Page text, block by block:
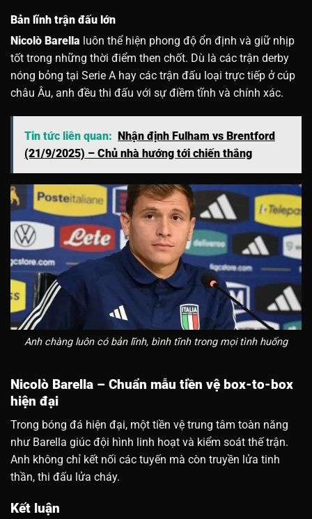
Bản lĩnh trận đấu lớn
Nicolò Barella luôn thể hiện phong độ ổn định và giữ nhịp
tốt trong những thời điểm then chốt. Dù là các trận derby
nóng bỏng tại Serie A hay các trận đấu loại trực tiếp ở cúp
châu Âu, anh đều thi đấu với sự điềm tĩnh và chính xác.
Tin tức liên quan: Nhận định Fulham vs Brentford
(21/9/2025) – Chủ nhà hướng tới chiến thắng
Anh chàng luôn có bản lĩnh, bình tĩnh trong mọi tình huống
Nicolò Barella – Chuẩn mẫu tiền vệ box-to-box
hiện đại
Trong bóng đá hiện đại, một tiền vệ trung tâm toàn năng
như Barella giúc đội hình linh hoạt và kiểm soát thế trận.
Anh không chỉ kết nối các tuyến mà còn truyền lửa tinh
thần, thi đấu lửa cháy.
Kết luận